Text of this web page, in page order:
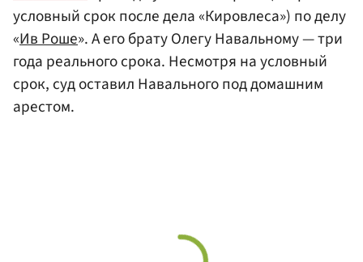
условный срок после дела «Кировлеса») по делу
«Ив Роше». А его брату Олегу Навальному — три
года реального срока. Несмотря на условный
срок, суд оставил Навального под домашним
арестом.